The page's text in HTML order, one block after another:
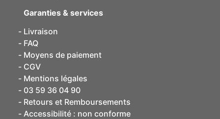
Garanties & services
Livraison
FAQ
Moyens de paiement
CGV
Mentions légales
03 59 36 04 90
Retours et Remboursements
Accessibilité : non conforme